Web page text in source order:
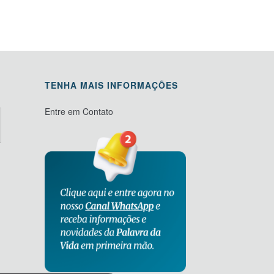
TENHA MAIS INFORMAÇÕES
Entre em Contato